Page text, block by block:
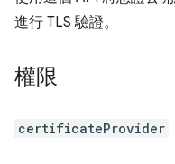
進行 TLS 驗證。
權限
certificateProvider